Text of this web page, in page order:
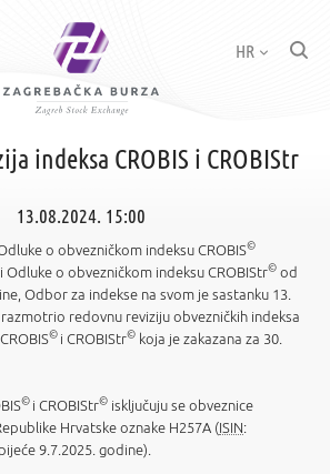
HR
indeksa CROBIS i CROBIStr
13.08.2024. 15:00
o obvezničkom indeksu CROBIS©
Odluke o obvezničkom indeksu CROBIStr© od
Odbor za indekse na svom je sastanku 13.
redovnu reviziju obvezničkih indeksa
© i CROBIStr© koja je zakazana za 30.
© i CROBIStr© isključuju se obveznice
Hrvatske oznake H257A (ISIN:
9.7.2025. godine).